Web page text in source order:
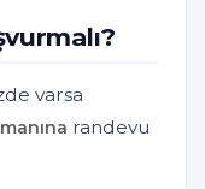
varsa
randevu